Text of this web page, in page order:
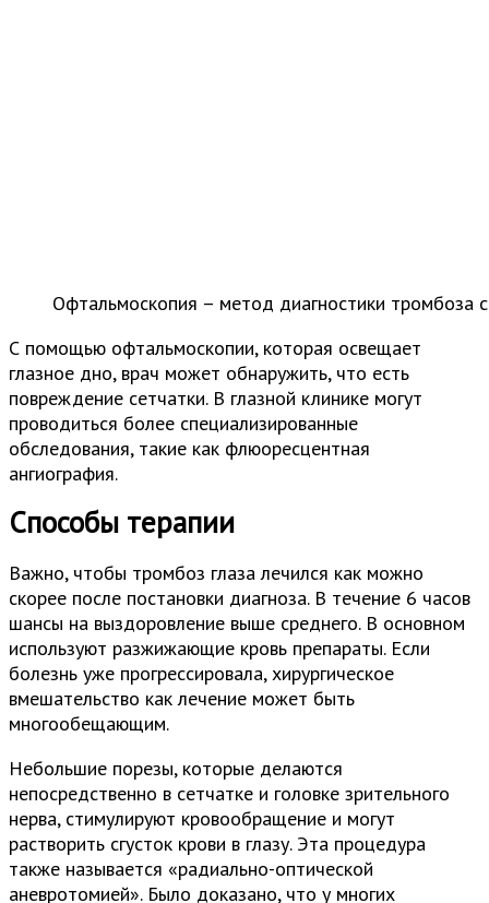
Офтальмоскопия – метод диагностики тромбоза
С помощью офтальмоскопии, которая освещает
глазное дно, врач может обнаружить, что есть
повреждение сетчатки. В глазной клинике могут
проводиться более специализированные
обследования, такие как флюоресцентная
ангиография.
Способы терапии
Важно, чтобы тромбоз глаза лечился как можно
скорее после постановки диагноза. В течение 6 часов
шансы на выздоровление выше среднего. В основном
используют разжижающие кровь препараты. Если
болезнь уже прогрессировала, хирургическое
вмешательство как лечение может быть
многообещающим.
Небольшие порезы, которые делаются
непосредственно в сетчатке и головке зрительного
нерва, стимулируют кровообращение и могут
растворить сгусток крови в глазу. Эта процедура
также называется «радиально-оптической
аневротомией». Было доказано, что у многих